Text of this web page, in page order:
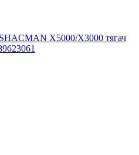
X5000/X3000 тягач